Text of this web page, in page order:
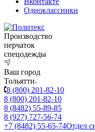
Одноклассники
Производство
перчаток
спецодежды
Ваш город
Тольятти
8 (800) 201-82-10
8 (800) 201-82-10
8 (8482) 55-89-85
8 (927) 727-56-74
+7 (8482) 55-65-74Отдел